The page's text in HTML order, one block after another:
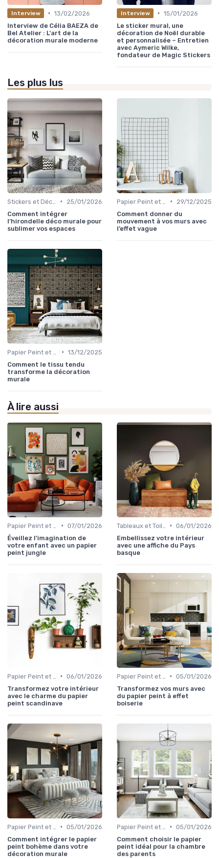
Interview • 13/02/2026
Interview de Célia BAEZA de
Bel Atelier : L'art de la
décoration murale moderne
Interview • 15/01/2026
Le sticker mural, une
décoration de Noël durable
et personnalisée – Entretien
avec Aymeric Wilke,
fondateur de Magic Stickers
Les plus lus
•
25/01/2026
Comment intégrer
l’hirondelle déco murale pour
sublimer vos espaces
•
29/12/2025
Comment donner du
mouvement à vos murs avec
l’effet vague
• 13/12/2025
Comment le tissu tendu
transforme la décoration
murale
À lire aussi
• 07/01/2026
Éveillez l'imagination de
votre enfant avec un papier
peint jungle
• 06/01/2026
Embellissez votre intérieur
avec une affiche du Pays
basque
• 06/01/2026
Transformez votre intérieur
avec le charme du papier
peint scandinave
• 05/01/2026
Transformez vos murs avec
du papier peint à effet
boiserie
• 05/01/2026
Comment intégrer le papier
peint bohème dans votre
décoration murale
• 05/01/2026
Comment choisir le papier
peint idéal pour la chambre
des parents